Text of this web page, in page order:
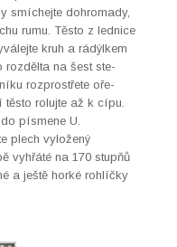
smíchejte dohro­mady,
rumu. Těs­to z led­nice
kruh a rádýlkem
rozděl­ta na šest ste­
rozprostřete oře­
rolu­jte až k cípu.
pís­mene U.
plech vyložený
vyhřáté na 170 stupňů
a ještě horké rohlíčky